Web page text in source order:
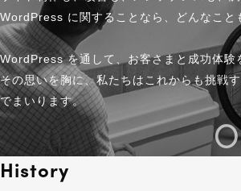
WordPress に関することなら、どんなこと
WordPress を通して、お客さまと成功体験
その思いを胸に、私たちはこれからも挑戦
でまいります。
History
Search